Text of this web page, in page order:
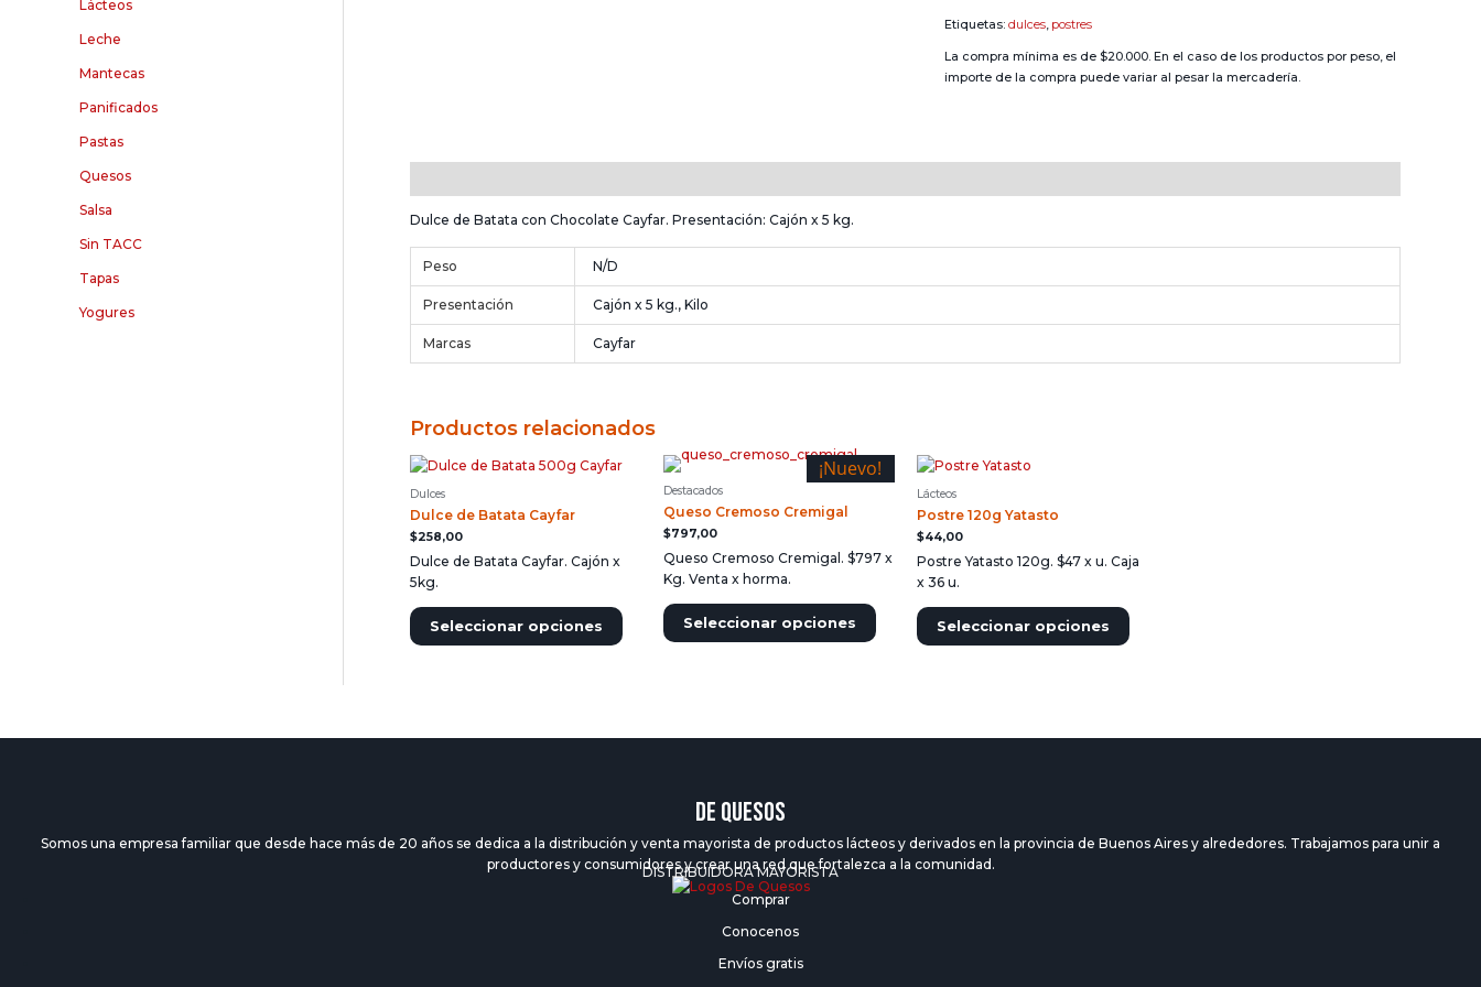
Lácteos
Leche
Mantecas
Panificados
Pastas
Quesos
Salsa
Sin TACC
Tapas
Yogures
Etiquetas:dulces, postres
La compra mínima es de $20.000. En el caso de los productos por peso, el
importe de la compra puede variar al pesar la mercadería.
Dulce de Batata con Chocolate Cayfar. Presentación: Cajón x 5 kg.
Peso N/D
Presentación Cajón x 5 kg., Kilo
Marcas Cayfar
Productos relacionados
Dulces
Dulce de Batata Cayfar
$258,00
Dulce de Batata Cayfar. Cajón x
5kg.
Seleccionar opciones
¡Nuevo!
Destacados
Queso Cremoso Cremigal
$797,00
Queso Cremoso Cremigal. $797 x
Kg. Venta x horma.
Seleccionar opciones
Lácteos
Postre 120g Yatasto
$44,00
Postre Yatasto 120g. $47 x u. Caja
x 36 u.
Seleccionar opciones
DE QUESOS
Somos una empresa familiar que desde hace más de 20 años se dedica a la distribución y venta mayorista de productos lácteos y derivados en la provincia de Buenos Aires y alrededores. Trabajamos para unir a
productores y consumidores y crear una red que fortalezca a la comunidad.
DISTRIBUIDORA MAYORISTA
Comprar
Conocenos
Envíos gratis